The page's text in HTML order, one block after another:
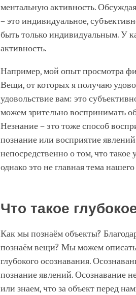
ментальную активность.
– это индивидуальное,
быть только индивидуальным. У
активность.
Например, мой опыт просмотра
Вещи, от которых я получаю
удовольствие вам: это
можем зрительно воспринимать
Незнание – это тоже способ
познание или восприятие
непосредственно о том, что
однако это не главная тема
Что такое
Как мы познаём объекты?
познаём вещи? Мы можем описать
глубокого осознавания.
познание явлений. Осознавание
или знаем, что за объект перед